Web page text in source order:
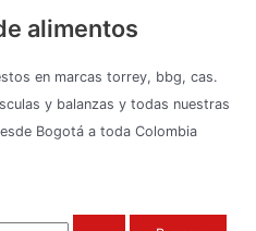
alimentos
en marcas torrey, bbg, cas.
y balanzas y todas nuestras
Bogotá a toda Colombia